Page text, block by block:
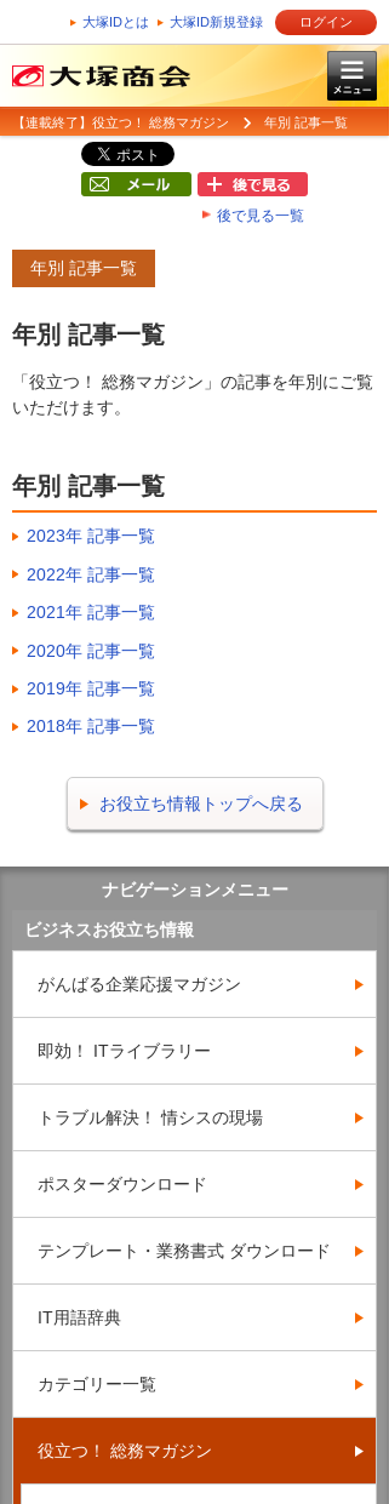
大塚IDとは 大塚ID新規登録 ログイン
【連載終了】役立つ！ 総務マガジン 年別 記事一覧
後で見る一覧
年別 記事一覧
年別 記事一覧
「役立つ！ 総務マガジン」の記事を年別にご覧
いただけます。
年別 記事一覧
2023年 記事一覧
2022年 記事一覧
2021年 記事一覧
2020年 記事一覧
2019年 記事一覧
2018年 記事一覧
お役立ち情報トップへ戻る
ナビゲーションメニュー
ビジネスお役立ち情報
がんばる企業応援マガジン
即効！ ITライブラリー
トラブル解決！ 情シスの現場
ポスターダウンロード
テンプレート・業務書式 ダウンロード
IT用語辞典
カテゴリー一覧
役立つ！ 総務マガジン